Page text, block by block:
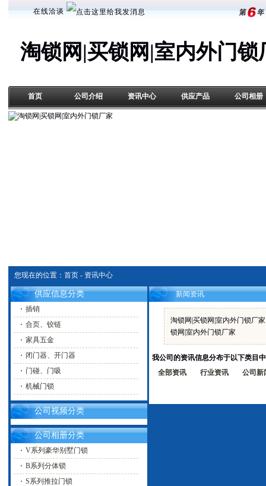
在线洽谈
淘锁网|买锁网|室内外门锁
首页 公司介绍 资讯中心 供应产品 公司相册
您现在的位置： 首页 - 资讯中心
供应信息分类
插销
合页、铰链
家具五金
闭门器、开门器
门碰、门吸
机械门锁
公司视频分类
公司相册分类
V系列豪华别墅门锁
B系列分体锁
S系列推拉门锁
新闻资讯
淘锁网|买锁网|室内外门锁厂
锁网|室内外门锁厂家
我公司的资讯信息分布于以下类目
全部资讯
行业资讯 公司新